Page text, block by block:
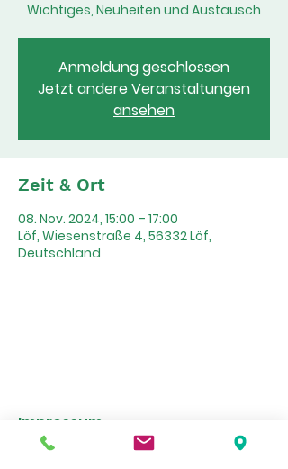
Wichtiges, Neuheiten und Austausch
Anmeldung geschlossen
Jetzt andere Veranstaltungen
ansehen
Zeit & Ort
08. Nov. 2024, 15:00 – 17:00
Löf, Wiesenstraße 4, 56332 Löf,
Deutschland
Impressum
Datenschutzerklärung